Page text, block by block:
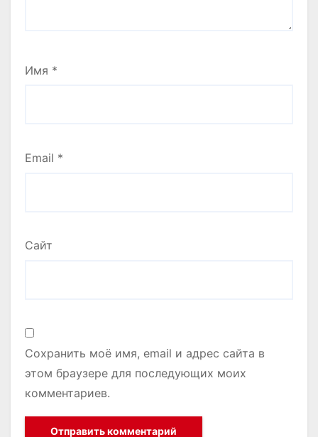
Имя *
Email *
Сайт
Сохранить моё имя, email и адрес сайта в
этом браузере для последующих моих
комментариев.